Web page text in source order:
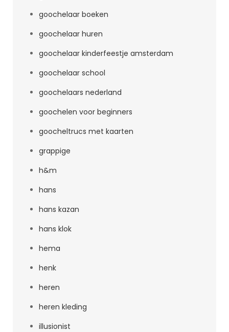
goochelaar boeken
goochelaar huren
goochelaar kinderfeestje amsterdam
goochelaar school
goochelaars nederland
goochelen voor beginners
goocheltrucs met kaarten
grappige
h&m
hans
hans kazan
hans klok
hema
henk
heren
heren kleding
illusionist